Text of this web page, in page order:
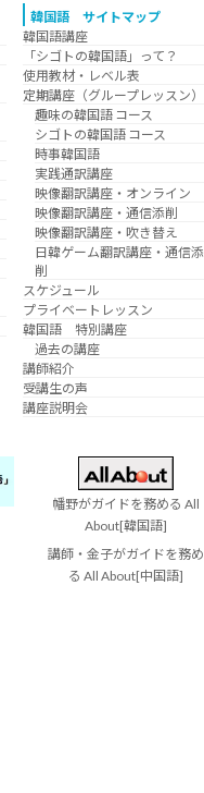
韓国語 サイトマップ
韓国語講座
「シゴトの韓国語」って？
使用教材・レベル表
定期講座（グループレッスン）
趣味の韓国語 コース
シゴトの韓国語 コース
時事韓国語
実践通訳講座
映像翻訳講座・オンライン
映像翻訳講座・通信添削
映像翻訳講座・吹き替え
日韓ゲーム翻訳講座・通信添
削
スケジュール
プライベートレッスン
韓国語 特別講座
過去の講座
講師紹介
受講生の声
講座説明会
幡野がガイドを務める All
About[韓国語]
講師・金子がガイドを務め
る All About[中国語]